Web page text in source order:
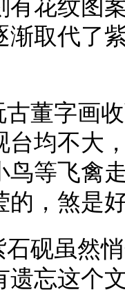
有花纹图
渐取代了
字画收
台均不大
鸟等飞禽
的，煞是
虽然悄
遗忘这个